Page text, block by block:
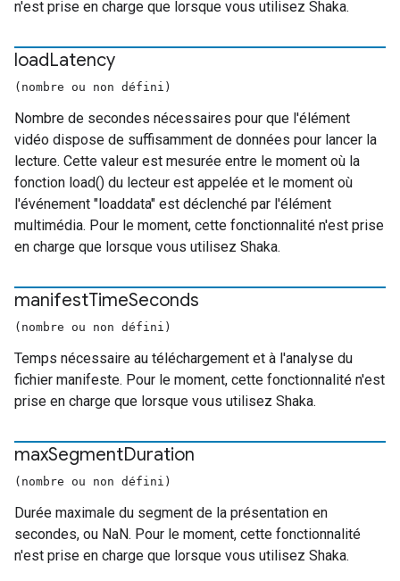
n'est prise en charge que lorsque vous utilisez Shaka.
loadLatency
(nombre ou non défini)
Nombre de secondes nécessaires pour que l'élément
vidéo dispose de suffisamment de données pour lancer la
lecture. Cette valeur est mesurée entre le moment où la
fonction load() du lecteur est appelée et le moment où
l'événement "loaddata" est déclenché par l'élément
multimédia. Pour le moment, cette fonctionnalité n'est prise
en charge que lorsque vous utilisez Shaka.
manifestTimeSeconds
(nombre ou non défini)
Temps nécessaire au téléchargement et à l'analyse du
fichier manifeste. Pour le moment, cette fonctionnalité n'est
prise en charge que lorsque vous utilisez Shaka.
maxSegmentDuration
(nombre ou non défini)
Durée maximale du segment de la présentation en
secondes, ou NaN. Pour le moment, cette fonctionnalité
n'est prise en charge que lorsque vous utilisez Shaka.